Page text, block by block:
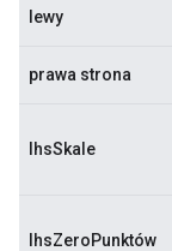
lewy
prawa strona
lhsSkale
lhsZeroPunktów